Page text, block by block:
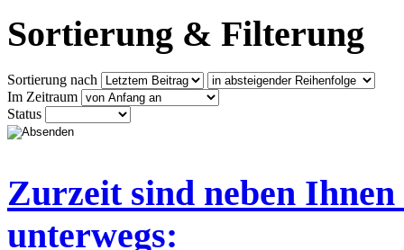
Sortierung & Filterung
Sortierung nach
Im Zeitraum
Status
Zurzeit sind neben
unterwegs: